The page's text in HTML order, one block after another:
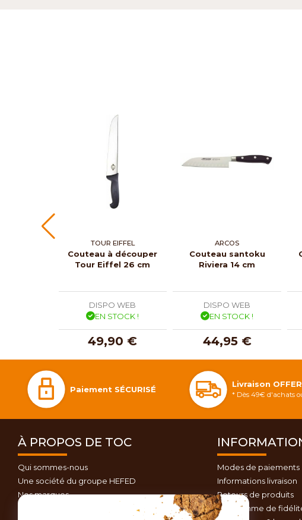
TOUR EIFFEL
Couteau à découper
Tour Eiffel 26 cm
DISPO WEB
EN STOCK !
49,90 €
ARCOS
Couteau santoku
Riviera 14 cm
DISPO WEB
EN STOCK !
44,95 €
Paiement SÉCURISÉ
Livraison
* Dès 49€ d'achats
À PROPOS DE TOC
Qui sommes-nous
Une société du groupe HEFED
Nos marques
Modes de paiements
Informations livraison
Retours de produits
Programme de